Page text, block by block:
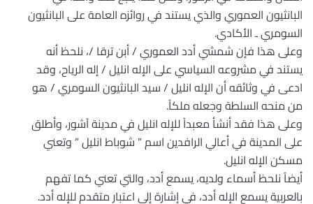
البانثيون العموري والذي يستند في روائزه العامة على البانثيون
السومري ـ الأكادي.
وعلى هذا فإن شمشي أدد العموري / أبن ترقا /، نلحظ أنه
يستند في مشروعه السياسي على الإله انليل / إله الرياح، وقد
ادعى في وثائقه أن الإله انليل / سيد البانثيون السومري / هو
من منحه السلطة وجعله ملكاً.
وعلى هذا فقد أنشأ معبداً للإله انليل في مدينة آشور، وأطلق
على المدينة في أعالي الرافدين اسم ” شوباط انليل ” وتعني
مسكن الإله انليل.
أيضاً نلحظ أسماء ولديه، يسمع أدد، والتي تعني كما تفهم
بالعربية يسمع الإله أدد، في إشارة إلى اعتبار متقدم للإله أدد.